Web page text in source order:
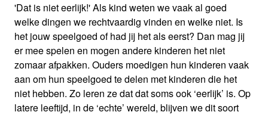
'Dat is niet eerlijk!' Als kind weten we vaak al goed
welke dingen we rechtvaardig vinden en welke niet. Is
het jouw speelgoed of had jij het als eerst? Dan mag jij
er mee spelen en mogen andere kinderen het niet
zomaar afpakken. Ouders moedigen hun kinderen vaak
aan om hun speelgoed te delen met kinderen die het
niet hebben. Zo leren ze dat dat soms ook ‘eerlijk’ is. Op
latere leeftijd, in de ‘echte’ wereld, blijven we dit soort